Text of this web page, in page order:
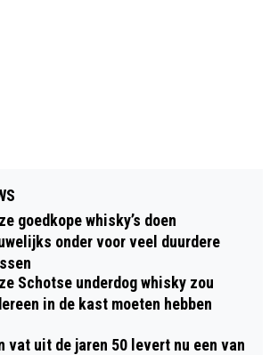
goedkope whisky’s doen
onder voor veel duurdere
Schotse underdog whisky zou
in de kast moeten hebben
vat uit de jaren 50 levert nu een van